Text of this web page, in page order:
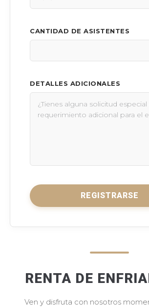
CANTIDAD DE ASISTENTES
DETALLES ADICIONALES
REGISTRARSE
RENTA DE
Ven y disfruta con nosotros